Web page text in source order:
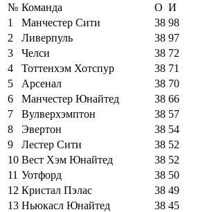
№ Команда О И
1
Манчестер Сити 38 98
2
Ливерпуль 38 97
3
Челси 38 72
4
Тоттенхэм Хотспур 38 71
5
Арсенал 38 70
6
Манчестер Юнайтед 38 66
7
Вулверхэмптон 38 57
8
Эвертон 38 54
9
Лестер Сити 38 52
10 Вест Хэм Юнайтед 38 52
11 Уотфорд 38 50
12 Кристал Пэлас 38 49
13 Ньюкасл Юнайтед 38 45